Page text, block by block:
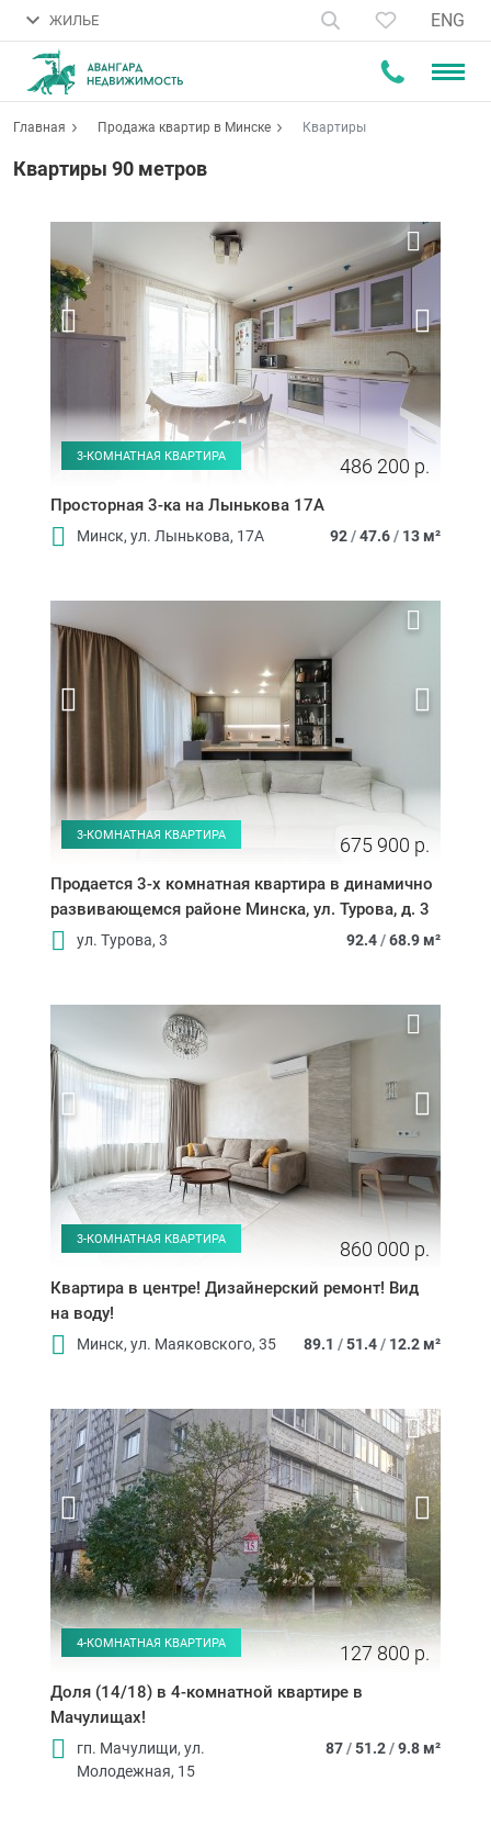
ЖИЛЬЕ ENG
Главная Продажа квартир в Минске Квартиры
Квартиры 90 метров
3-КОМНАТНАЯ КВАРТИРА 486 200 р.
Просторная 3-ка на Лынькова 17А
Минск, ул. Лынькова, 17А 92/47.6/ 13 м²
3-КОМНАТНАЯ КВАРТИРА 675 900 р.
Продается 3-х комнатная квартира в динамично
развивающемся районе Минска, ул. Турова, д. 3
ул. Турова, 3 92.4/68.9 м²
3-КОМНАТНАЯ КВАРТИРА 860 000 р.
Квартира в центре! Дизайнерский ремонт! Вид
на воду!
Минск, ул. Маяковского, 35 89.1 /51.4/ 12.2 м²
4-КОМНАТНАЯ КВАРТИРА 127 800 р.
Доля (14/18) в 4-комнатной квартире в
Мачулищах!
гп. Мачулищи, ул.
Молодежная, 15
87/51.2/9.8 м²